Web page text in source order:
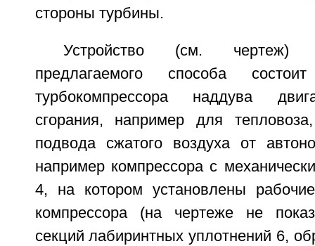
стороны турбины.
Устройство (см. чертеж)
предлагаемого способа
турбокомпрессора наддува
сгорания, например для
подвода сжатого воздуха от
например компрессора с
4, на котором установлены
компрессора (на чертеже не
секций лабиринтных уплотнений 6,